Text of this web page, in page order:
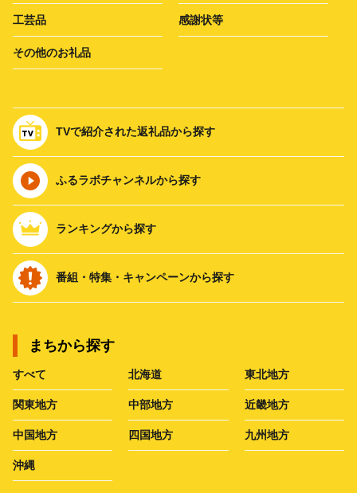
工芸品 感謝状等
その他のお礼品
TVで紹介された返礼品から探す
ふるラボチャンネルから探す
ランキングから探す
番組・特集・キャンペーンから探す
まちから探す
すべて 北海道 東北地方
関東地方 中部地方 近畿地方
中国地方 四国地方 九州地方
沖縄